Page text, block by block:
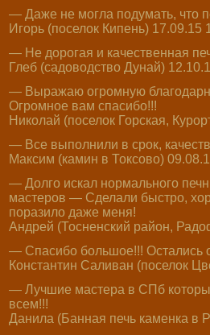
— Даже не могла подумать, что
Игорь (поселок Кипень) 17.09.15
— Не дорогая и качественная
Глеб (садоводство Дунай)
— Выражаю огромную
Огромное вам спасибо!!!
Николай (поселок Горская,
— Все выполнили в срок,
Максим (камин в Токсово)
— Долго искал нормального
мастеров — Сделали быстро,
поразило даже меня!
Андрей (Тосненский район,
— Спасибо большое!!! Остались
Константин Саливан (поселок
— Лучшие мастера в СПб
всем!!!
Данила (Банная печь каменка в